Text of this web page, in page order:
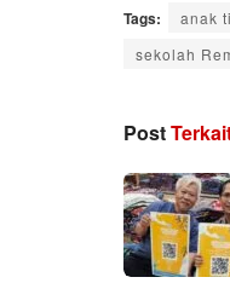
Tags: anak
sekolah
Post